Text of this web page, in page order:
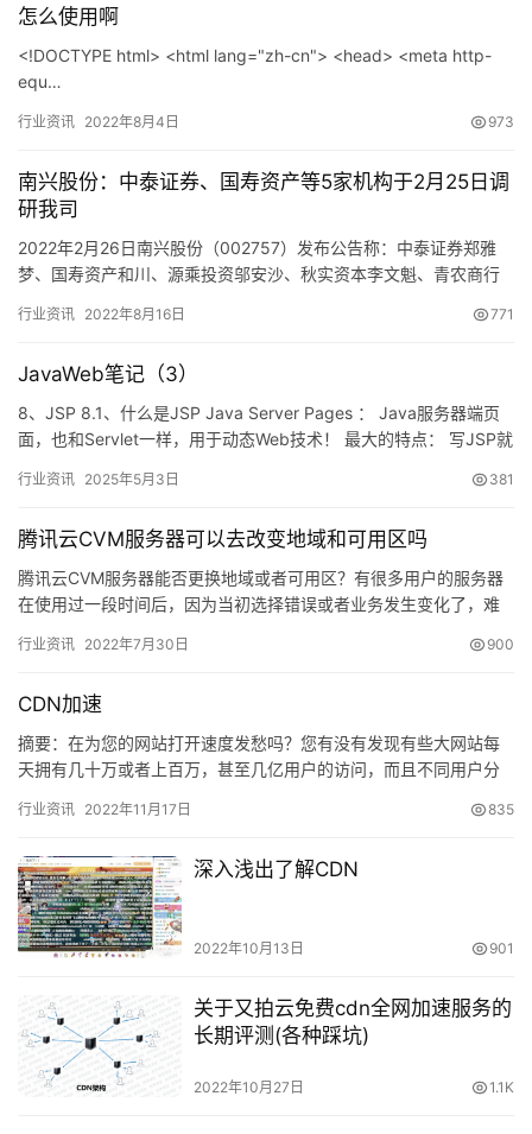
怎么使用啊
<!DOCTYPE html> <html lang="zh-cn"> <head> <meta http-
equ…
行业资讯 2022年8月4日 973
南兴股份：中泰证券、国寿资产等5家机构于2月25日调
研我司
2022年2月26日南兴股份（002757）发布公告称：中泰证券郑雅
梦、国寿资产和川、源乘投资邬安沙、秋实资本李文魁、青农商行
行业资讯 2022年8月16日 771
JavaWeb笔记（3）
8、JSP 8.1、什么是JSP Java Server Pages ： Java服务器端页
面，也和Servlet一样，用于动态Web技术！ 最大的特点： 写JSP就
行业资讯 2025年5月3日 381
腾讯云CVM服务器可以去改变地域和可用区吗
腾讯云CVM服务器能否更换地域或者可用区？有很多用户的服务器
在使用过一段时间后，因为当初选择错误或者业务发生变化了，难
行业资讯 2022年7月30日 900
CDN加速
摘要：在为您的网站打开速度发愁吗？您有没有发现有些大网站每
天拥有几十万或者上百万，甚至几亿用户的访问，而且不同用户分
广覆盖…
行业资讯 2022年11月17日 835
深入浅出了解CDN
2022年10月13日 901
关于又拍云免费cdn全网加速服务的
长期评测(各种踩坑)
2022年10月27日 1.1K